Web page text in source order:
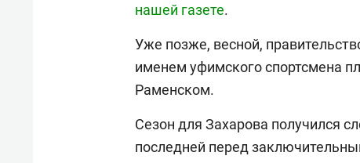
нашей газете.
Уже позже, весной,
именем уфимского спортсмена
Раменском.
Сезон для Захарова получился
последней перед